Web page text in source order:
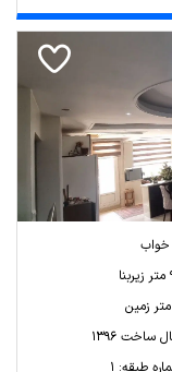
زمین
ساخت 1396
طبقه: 1